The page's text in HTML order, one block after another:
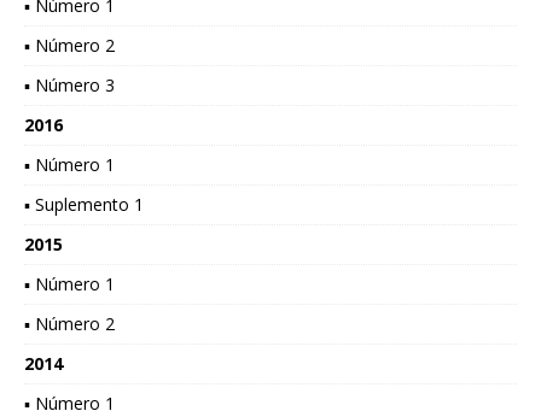
▪ Número 1
▪ Número 2
▪ Número 3
2016
▪ Número 1
▪ Suplemento 1
2015
▪ Número 1
▪ Número 2
2014
▪ Número 1